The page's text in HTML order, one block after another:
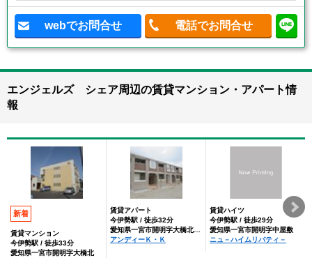
webでお問合せ 電話でお問合せ
エンジェルズ シェア周辺の賃貸マンション・アパート情
報
新着
賃貸マンション
今伊勢駅 / 徒歩33分
愛知県一宮市開明字大橋北
賃貸アパート
今伊勢駅 / 徒歩32分
愛知県一宮市開明字大橋北丁目
アンディーＫ・Ｋ
賃貸ハイツ
今伊勢駅 / 徒歩29分
愛知県一宮市開明字中屋敷
ニュ－ハイムリバティ－